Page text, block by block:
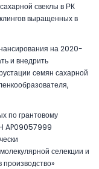
свеклы в РК
выращенных в
на 2020-
и внедрить
семян сахарной
по грантовому
AP09057999
селекции и
производство»